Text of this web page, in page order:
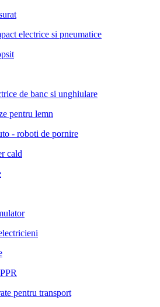
electrice si pneumatice
de banc si unghiulare
pentru lemn
- roboti de pornire
cald
pentru transport